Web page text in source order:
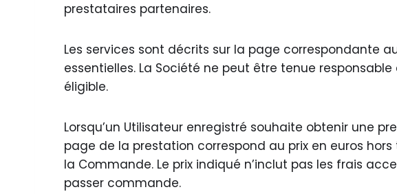
prestataires partenaires.
Les services sont décrits sur la page correspondante
essentielles. La Société ne peut être tenue
éligible.
Lorsqu’un Utilisateur enregistré souhaite obtenir une
page de la prestation correspond au prix en euros
la Commande. Le prix indiqué n’inclut pas les frais
passer commande.